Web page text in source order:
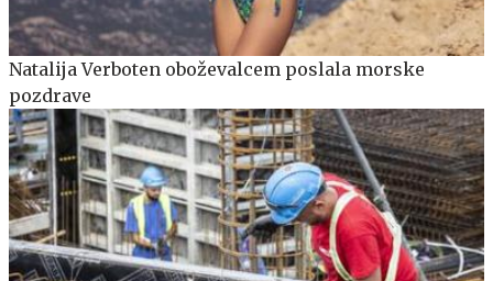
Natalija Verboten oboževalcem poslala morske
pozdrave